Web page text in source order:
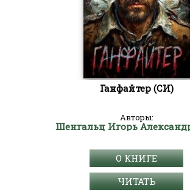
Ганфайтер (СИ)
Авторы:
Шенгальц Игорь
О КНИГЕ
ЧИТАТЬ